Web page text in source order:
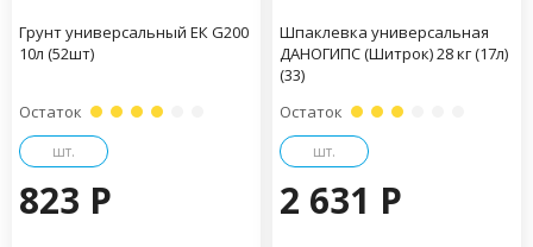
Грунт универсальный ЕК G200
10л (52шт)
Остаток
шт.
823 P
Шпаклевка универсальная
ДАНОГИПС (Шитрок) 28 кг (17л)
(33)
Остаток
шт.
2 631 P